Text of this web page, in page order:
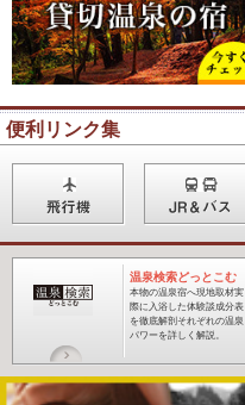
便利リンク集
温泉検索どっとこむ
本物の温泉宿へ現地取材実
際に入浴した体験談成分表
を徹底解剖それぞれの温泉
パワーを詳しく解説。